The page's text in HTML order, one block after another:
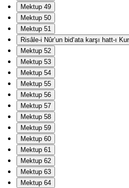
Mektup 49
Mektup 50
Mektup 51
Risâle-i Nûr’un bid‘ata karşı hatt-ı
Mektup 52
Mektup 53
Mektup 54
Mektup 55
Mektup 56
Mektup 57
Mektup 58
Mektup 59
Mektup 60
Mektup 61
Mektup 62
Mektup 63
Mektup 64